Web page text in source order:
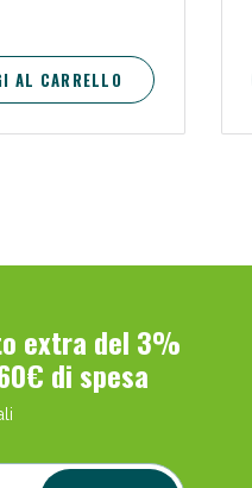
AL CARRELLO
extra del 3%
di spesa